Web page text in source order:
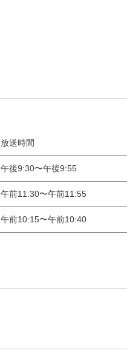
放送時間
午後9:30〜午後9:55
午前11:30〜午前11:55
午前10:15〜午前10:40